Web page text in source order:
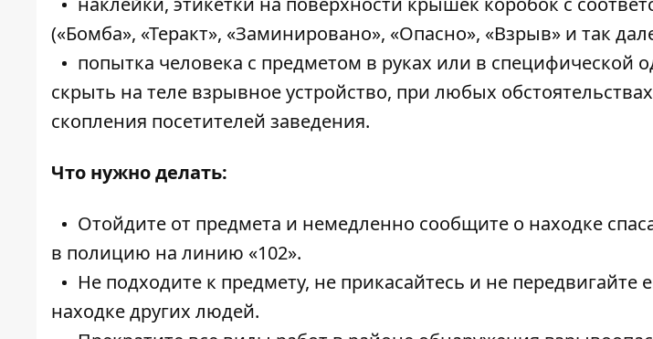
(«Бомба», «Теракт», «Заминировано», «Опасно», «Взрыв» и так
попытка человека с предметом в руках или в специфической
скрыть на теле взрывное устройство, при любых
скопления посетителей заведения.
Что нужно делать:
Отойдите от предмета и немедленно сообщите о находке
в полицию на линию «102».
Не подходите к предмету, не прикасайтесь и не передвигайте
находке других людей.